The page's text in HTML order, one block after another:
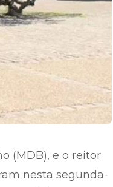
(MDB), e o reitor
nesta segunda-